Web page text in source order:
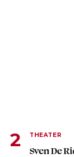
THEATER
Sven De